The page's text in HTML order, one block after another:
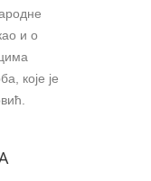
и о
које је